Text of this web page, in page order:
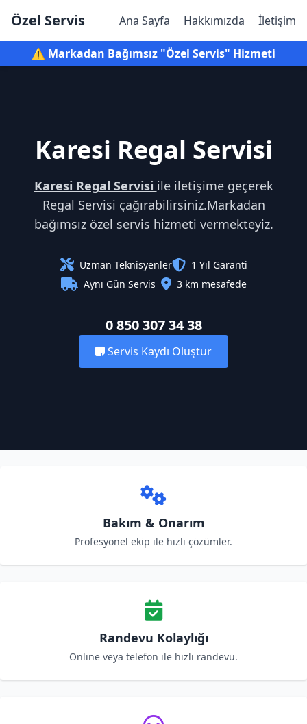
Özel Servis Ana Sayfa Hakkımızda İletişim
⚠️ Markadan Bağımsız "Özel Servis" Hizmeti
Karesi Regal Servisi
Karesi Regal Servisi ile iletişime geçerek
Regal Servisi çağırabilirsiniz.Markadan
bağımsız özel servis hizmeti vermekteyiz.
Uzman Teknisyenler
1 Yıl Garanti
Aynı Gün Servis
3 km mesafede
0 850 307 34 38
Servis Kaydı Oluştur
Bakım & Onarım
Profesyonel ekip ile hızlı çözümler.
Randevu Kolaylığı
Online veya telefon ile hızlı randevu.